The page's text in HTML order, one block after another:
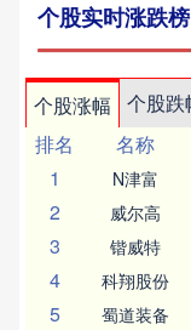
个股实时涨跌榜
个股涨幅 个股跌
排名
名称
1
N津富
2 威尔高
3 锴威特
4 科翔股份
5 蜀道装备